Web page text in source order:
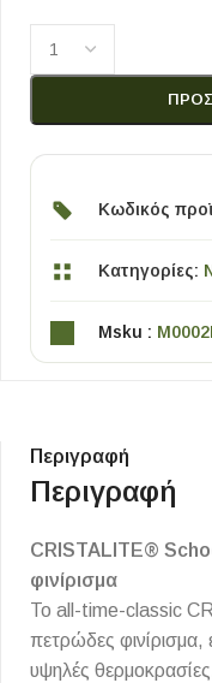
Κωδικός
Κατηγορίες:
Msku :
Περιγραφή
Περιγραφή
CRISTALITE®
φινίρισμα
Το all-time-classic
πετρώδες φινίρισμα,
υψηλές